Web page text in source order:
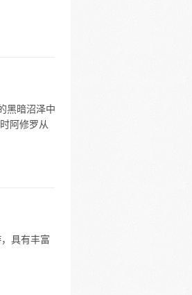
黑暗沼泽中
阿修罗从
具有丰富